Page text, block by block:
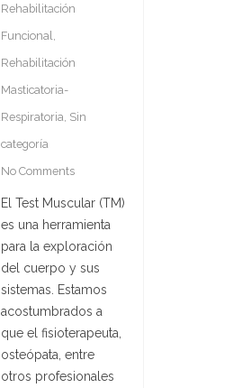
Rehabilitación
Funcional
Rehabilitación
Masticatoria-
Respiratoria Sin
categoría
No Comments
El Test Muscular (TM)
es una herramienta
para la exploración
del cuerpo y sus
sistemas. Estamos
acostumbrados a
que el fisioterapeuta,
osteópata, entre
otros profesionales